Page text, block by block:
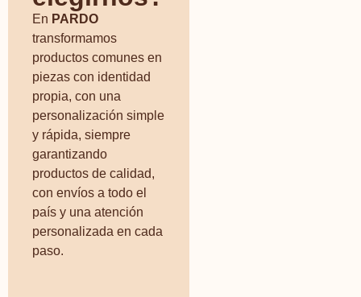
En PARDO
transformamos
productos comunes en
piezas con identidad
propia, con una
personalización simple
y rápida, siempre
garantizando
productos de calidad,
con envíos a todo el
país y una atención
personalizada en cada
paso.